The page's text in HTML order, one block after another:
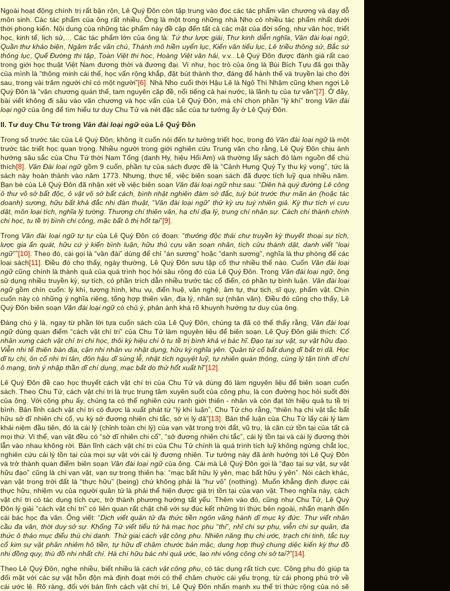
Ngoài hoạt động chính trị rất bận rộn, Lê Quý Đôn còn tập trung vào đọc các tác phẩm văn chương và dạy dỗ
môn sinh. Các tác phẩm của ông rất nhiều. Ông là một trong những nhà Nho có nhiều tác phẩm nhất dưới
thời phong kiến. Nội dung của những tác phẩm này đề cập đến tất cả các mặt của đời sống, như văn học, triết
học, kinh tế, lịch sử,… Các tác phẩm lớn của ông là: Tứ thư lược giải, Thư kinh diễn nghĩa Vân đài loại ngữ,
Quần thư khảo biện
Ngâm trắc văn chú, Thánh mô hiền uyển lục, Kiến văn tiểu lục ,Lê triều thông sử, Bắc sứ
thông lục, Quế Đường thi tập, Toàn Việt thi học Hoàng Việt văn hải, v.v.. Lê Quý Đôn được đánh giá rất cao
trong giới học thuật Việt Nam đương thời và đương đại. Ví như, học trò của ông là Bùi Bích Tựu đã gọi thầy
của mình là “thông minh cái thế, học vấn rộng khắp, đặt bút thành thơ, đáng để hành thế và truyền lại cho đời
sau, trong vài trăm người chỉ có một người”[6] . Nhà Nho cuối thời Hậu Lê là Ngô Thì Nhậm cũng khen ngợi Lê
Quý Đôn là “văn chương quán thế, tam nguyên cặp đề, nổi tiếng cả hai nước, là lãnh tụ của tư văn”[7] . Ở đây,
bài viết không đi sâu vào văn chương và học vấn của Lê Quý Đôn, mà chỉ chọn phần “lý khí” trong Vân đài
loại ngữcủa ông để tìm hiểu tư duy Chu Tử và nét đặc sắc của tư tưởng ấy ở Lê Quý Đôn.
II. Tư duy Chu Tử trong Vân đài loại ngữcủa Lê Quý Đôn
Trong số trước tác của Lê Quý Đôn, không ít cuốn nói đến tư tưởng triết học, trong đó Vân đài loại ngữlà một
trước tác triết học quan trọng. Nhiều người trong giới nghiên cứu Trung văn cho rằng, Lê Quý Đôn chịu ảnh
hưởng sâu sắc của Chu Tử thời Nam Tống (danh Hy, hiệu Hối Am) và thường lấy sách đó làm nguồn để chú
thích[8] Vân Đài loại ngữgồm 9 cuốn, phần tự của sách được đề là “Cảnh Hưng Quý Tỵ thu ký vọng”, tức là
sách này hoàn thành vào năm 1773. Nhưng, thực tế, việc biên soạn sách đã được tích luỹ qua nhiều năm.
Bạn bè của Lê Quý Đôn đã nhận xét về việc biên soạn Vân đài loại ngữnhư sau: “Diên hà quý đường Lê công
ô thư vô sở bất độc, ô vật vô sở bất cách, bình nhật nghiên đàm sở đắc, tuỳ bút trước thư mãn án (hoặc tác
doanh) sương, hữu bất khả đắc nhi đàn thuật, “Vân đài loại ngữ” thử kỳ ưu tuý nhiên giả. Kỳ thư tích vi cưu
dật, môn loại tích, nghĩa lý tường. Thượng chí thiên văn, hạ chí địa lý, trung chí nhân sự. Cách chí thành chính
chi học, tu tề trị bình chi công, mặc bất ô thị hốt tại”[9]
Trong Vân đài loại ngữ tự tựcủa Lê Quý Đôn có đoạn: “thưởng độc thái chư truyền kỳ thuyết thoại sự tích,
lược gia ẩn quát, hữu cứ ý kiến bình luận, hữu thủ cựu văn soạn nhân, tích cửu thành dật, danh viết “loại
ngữ””[10] . Theo đó, cái gọi là “vân đài” dùng để chỉ “án sương” hoặc “danh sương”, nghĩa là thư phòng để các
loại sách[11] . Điều đó cho thấy, ngày thường, Lê Quý Đôn sưu tập cổ thư nhiều thế nào. Cuốn Vân đài loại
ngữcũng chính là thành quả của quá trình học hỏi sâu rộng đó của Lê Quý Đôn. Trong Vân đài loại ngữ, ông
sử dụng nhiều truyền kỳ, sự tích, có phần trích dẫn nhiều trước tác cổ điển, có phần tự bình luận. Vân đài loại
ngữgồm chín cuốn: lý khí, tượng hình, khu vụ, điển huệ, văn nghệ, âm tự, thư tịch, sĩ quy, phẩm vật. Chín
cuốn này có những ý nghĩa riêng, tổng hợp thiên văn, địa lý, nhân sự (nhân văn). Điều đó cũng cho thấy, Lê
Quý Đôn biên soạn Vân đài loại ngữcó chủ ý, phản ánh khá rõ khuynh hướng tư duy của ông.
Đáng chú ý là, ngay từ phần lời tựa cuốn sách của Lê Quý Đôn, chúng ta đã có thể thấy rằng, Vân đài loại
ngữdùng quan điểm “cách vật chí tri” của Chu Tử làm nguyên liệu để biên soạn. Lê Quý Đôn giải thích: Cố
nhân xưng cách vật chí tri chi học, thôi kỳ hiệu chí ô tu tề trị bình khả vị bác hĩ. Đạo tại sự vật, sự vật hữu đạo.
Viễn nhi tế thiên bàn địa, cận nhi nhân vu nhật dụng, hữu kỳ nghĩa yên. Quân tử cố bất dung dĩ bất tri dã. Học
dĩ tụ chi, ôn cố nhi tri tân, đôn hậu dĩ sùng lễ, nhật tích nguyệt luỹ, tự nhiên quán thông, cùng lý tận tính dĩ chí
ô mạng, tinh ý nhập thần dĩ chí dụng, mạc bất do thử hốt xuất hĩ”[12]
Lê Quý Đôn đề cao học thuyết cách vật chí tri của Chu Tử và dùng đó làm nguyên liệu để biên soạn cuốn
sách. Theo Chu Tử, cách vật chí tri là trục trung tâm xuyên suốt của công phu, là con đường học hỏi suốt đời
của ông. Với công phu ấy, chúng ta có thể nghiên cứu ranh giới thiên - nhân và còn đạt tới hiệu quả tu tề trị
bình. Bản lĩnh cách vật chí tri có được là xuất phát từ “lý khí luận”, Chu Tử cho rằng, “thiên hạ chi vật tắc bất
hữu sở dĩ nhiên chi cố, vu kỳ sở đương nhiên chi tắc, sở vị lý dã”[13] . Bản thể luận của Chu Tử lấy cái lý làm
khái niệm đầu tiên, đó là cái lý (chỉnh toàn chi lý) của vạn vật trong trời đất, vũ trụ, là căn cứ tồn tại của tất cả
mọi thứ. Vì thế, vạn vật đều có “sở dĩ nhiên chi cố”, “sở đương nhiên chi tắc”, cái lý tồn tại và cái lý đương thời
lẫn vào nhau không rời. Bản lĩnh cách vật chí tri của Chu Tử chính là quá trình tích luỹ không ngừng chắt lọc,
nghiên cứu cái lý tồn tại của mọi sự vật với cái lý đương nhiên. Tư tưởng này đã ảnh hưởng tới Lê Quý Đôn
và trở thành quan điểm biên soạn Vân đài loại ngữcủa ông. Cái mà Lê Quý Đôn gọi là “đạo tại sự vật, sự vật
hữu đạo” cũng là chỉ vạn vật, vạn sự trong thiên hạ: “mạc bất hữu lý yên, mạc bất hữu ý yên”. Nói cách khác,
vạn vật trong trời đất là “thực hữu” (being) chứ không phải là “hư vô” (nothing). Muốn khẳng định được cái
thực hữu, nhiệm vụ của người quân tử là phải thể hiện được giá trị tồn tại của vạn vật. Theo nghĩa này, cách
vật chí tri có tác dụng tích cực, trở thành phương hướng tất yếu. Thêm vào đó, cũng như Chu Tử, Lê Quý
Đôn lý giải “cách vật chí tri” có liên quan rất chặt chẽ với sự đúc kết những tri thức bên ngoài, nhấn mạnh đến
cái bác học đa văn. Ông viết: “Dịch viết quân tử đa thức tiền ngôn vãng hành dĩ mục kỳ đức. Thư viết nhân
cầu đa văn, thời duy sở sự. Khổng Tử viết tiểu tử hà mạc học phu“thi” , nhĩ chi sự phụ, viễn chi sự quân, đa
thức ô thảo mục điểu thú chi danh. Thử giai cách vật công phu. Nhiên năng thụ chi ước, trạch chi tinh, tắc tuy
cổ kim sự vật phân nhiêm hô tiền, tự hữu dĩ châm chước bản mặc, dung hợp thuỷ chung diệc kiến kỳ thư đồ
nhi đồng quy, thù đồ nhi nhất chí. Hà chí hữu bác nhi quả ước, lao nhi vông công chi sở tai?”[14]
Theo Lê Quý Đôn, nghe nhiều, biết nhiều là cách vật công phu, có tác dụng rất tích cực. Công phu đó giúp ta
đối mặt với các sự vật hỗn độn mà định đoạt mới có thể châm chước cái yếu trọng, từ cái phong phú trở về
cái ước lệ. Rõ ràng, đối với bản lĩnh cách vật chí tri, Lê Quý Đôn nhấn mạnh xu thế tri thức rộng của nó sẽ